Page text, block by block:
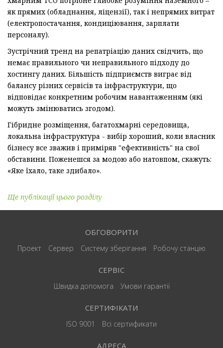
як прямих (обладнання, ліцензії), так і непрямих витрат
(електропостачання, кондиціювання, зарплати
персоналу).
Зустрічний тренд на репатріацію даних свідчить, що
немає правильного чи неправильного підходу до
хостингу даних. Більшість підприємств виграє від
балансу різних сервісів та інфраструктури, що
відповідає конкретним робочим навантаженням (які
можуть змінюватись згодом).
Гібридне розміщення, багатохмарні середовища,
локальна інфраструктура - вибір хороший, коли власник
бізнесу все зважив і приміряв "ефективність" на свої
обставини. Поженешся за модою або натовпом, скажуть:
«Яке їхало, таке здибало».
Ще публікації цього розділу
ОБГОВОРИТИ
Проект Сервер Систему зберігання Робочу станцію
СЕРВІС
Швидка допомога Умови гарантії
СЕРТИФІКАТИ
ISO 9001 Всі сертификати
АДРЕСА